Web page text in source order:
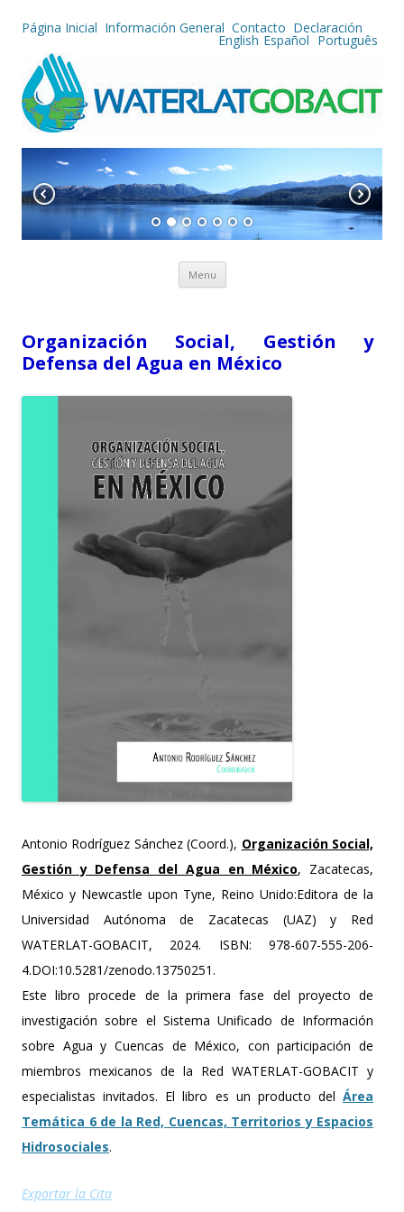
Página Inicial Información General Contacto Declaración
English Español Português
Menu Skip to content
Organización Social, Gestión y
Defensa del Agua en México
Antonio Rodríguez Sánchez (Coord.), Organización Social,
Gestión y Defensa del Agua en México, Zacatecas,
México y Newcastle upon Tyne, Reino Unido:Editora de la
Universidad Autónoma de Zacatecas (UAZ) y Red
WATERLAT-GOBACIT, 2024. ISBN: 978-607-555-206-
4.DOI:10.5281/zenodo.13750251.
Este libro procede de la primera fase del proyecto de
investigación sobre el Sistema Unificado de Información
sobre Agua y Cuencas de México, con participación de
miembros mexicanos de la Red WATERLAT-GOBACIT y
especialistas invitados. El libro es un producto del Área
Temática 6 de la Red, Cuencas, Territorios y Espacios
Hidrosociales.
Exportar la Cita